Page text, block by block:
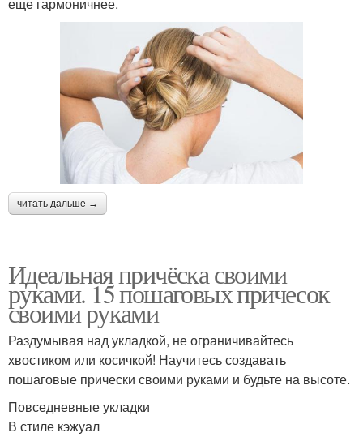
еще гармоничнее.
читать дальше →
Идеальная причёска своими
руками. 15 пошаговых причесок
своими руками
Раздумывая над укладкой, не ограничивайтесь
хвостиком или косичкой! Научитесь создавать
пошаговые прически своими руками и будьте на высоте.
Повседневные укладки
В стиле кэжуал